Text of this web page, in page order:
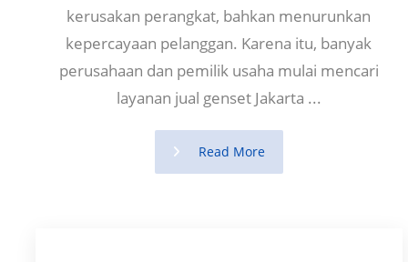
kerusakan perangkat, bahkan menurunkan
kepercayaan pelanggan. Karena itu, banyak
perusahaan dan pemilik usaha mulai mencari
layanan jual genset Jakarta ...
Read More